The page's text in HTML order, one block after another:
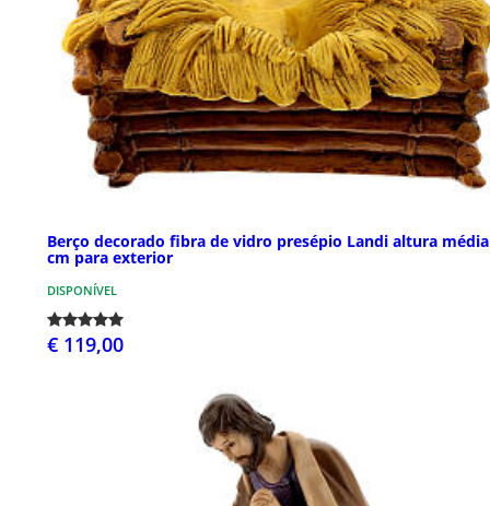
Berço decorado fibra de vidro presépio Landi altura
cm para exterior
DISPONÍVEL
€ 119,00